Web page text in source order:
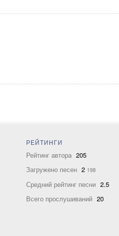
РЕЙТИНГИ
Рейтинг автора 205
Загружено песен 2 198
Средний рейтинг песни 2.5
Всего прослушиваний 20